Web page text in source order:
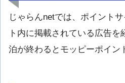
じゃらんnetでは、ポイント
ト内に掲載されている広告
泊が終わるとモッピーポイン